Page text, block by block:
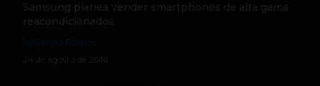
Samsung planea vender smartphones de alta gama
reacondicionados
24 de agosto de 2016